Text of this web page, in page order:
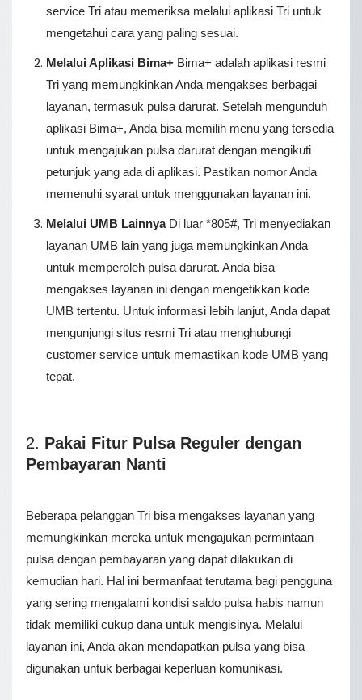
service Tri atau memeriksa melalui aplikasi Tri untuk
mengetahui cara yang paling sesuai.
Melalui Aplikasi Bima+ Bima+ adalah aplikasi resmi
Tri yang memungkinkan Anda mengakses berbagai
layanan, termasuk pulsa darurat. Setelah mengunduh
aplikasi Bima+, Anda bisa memilih menu yang tersedia
untuk mengajukan pulsa darurat dengan mengikuti
petunjuk yang ada di aplikasi. Pastikan nomor Anda
memenuhi syarat untuk menggunakan layanan ini.
Melalui UMB LainnyaDi luar *805#, Tri menyediakan
layanan UMB lain yang juga memungkinkan Anda
untuk memperoleh pulsa darurat. Anda bisa
mengakses layanan ini dengan mengetikkan kode
UMB tertentu. Untuk informasi lebih lanjut, Anda dapat
mengunjungi situs resmi Tri atau menghubungi
customer service untuk memastikan kode UMB yang
tepat.
2. Pakai Fitur Pulsa Reguler dengan
Pembayaran Nanti
Beberapa pelanggan Tri bisa mengakses layanan yang
memungkinkan mereka untuk mengajukan permintaan
pulsa dengan pembayaran yang dapat dilakukan di
kemudian hari. Hal ini bermanfaat terutama bagi pengguna
yang sering mengalami kondisi saldo pulsa habis namun
tidak memiliki cukup dana untuk mengisinya. Melalui
layanan ini, Anda akan mendapatkan pulsa yang bisa
digunakan untuk berbagai keperluan komunikasi.